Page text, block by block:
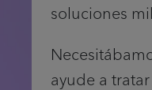
soluciones
ayude a